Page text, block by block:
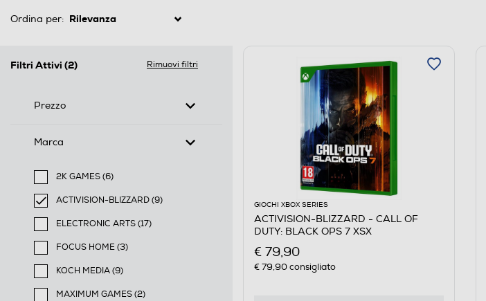
Ordina per:
Filtri Attivi (2) Rimuovi filtri
Prezzo
Marca
2K GAMES (6)
Filtra per Marca: 2K GAMES
ACTIVISION-BLIZZARD (9)
selected Filtro applicato per Marca: ACTIVISION-BLIZZARD
ELECTRONIC ARTS (17)
Filtra per Marca: ELECTRONIC ARTS
FOCUS HOME (3)
Filtra per Marca: FOCUS HOME
KOCH MEDIA (9)
Filtra per Marca: KOCH MEDIA
MAXIMUM GAMES (2)
GIOCHI XBOX SERIES
ACTIVISION-BLIZZARD - CALL OF
DUTY: BLACK OPS 7 XSX
€ 79,90
€ 79,90consigliato